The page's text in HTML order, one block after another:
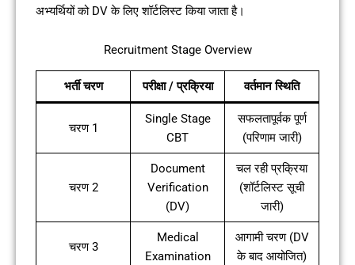
अभ्यर्थियों को DV के लिए शॉर्टलिस्ट किया जाता है।
Recruitment Stage Overview
भर्ती चरण परीक्षा / प्रक्रिया वर्तमान स्थिति
चरण 1
Single Stage
CBT
सफलतापूर्वक पूर्ण
(परिणाम जारी)
चरण 2
Document
Verification
(DV)
चल रही प्रक्रिया
(शॉर्टलिस्ट सूची
जारी)
चरण 3
Medical
Examination
आगामी चरण (DV
के बाद आयोजित)